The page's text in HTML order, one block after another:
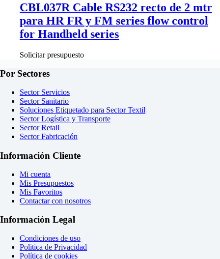
CBL037R Cable RS232 recto de 2 mtr
para HR FR y FM series flow control
for Handheld series
Solicitar presupuesto
Por Sectores
Sector Servicios
Sector Sanitario
Soluciones Etiquetado para Sector Textil
Sector Logística y Transporte
Sector Retail
Sector Fabricación
Información Cliente
Mi cuenta
Mis Presupuestos
Mis Favoritos
Contactar con nosotros
Información Legal
Condiciones de uso
Politica de Privacidad
Política de cookies